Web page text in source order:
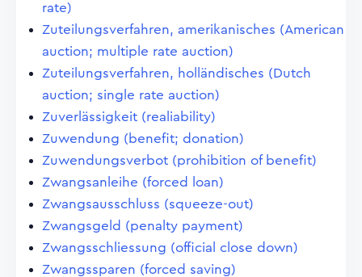
rate)
Zuteilungsverfahren, amerikanisches (American
auction; multiple rate auction)
Zuteilungsverfahren, holländisches (Dutch
auction; single rate auction)
Zuverlässigkeit (realiability)
Zuwendung (benefit; donation)
Zuwendungsverbot (prohibition of benefit)
Zwangsanleihe (forced loan)
Zwangsausschluss (squeeze-out)
Zwangsgeld (penalty payment)
Zwangsschliessung (official close down)
Zwangssparen (forced saving)